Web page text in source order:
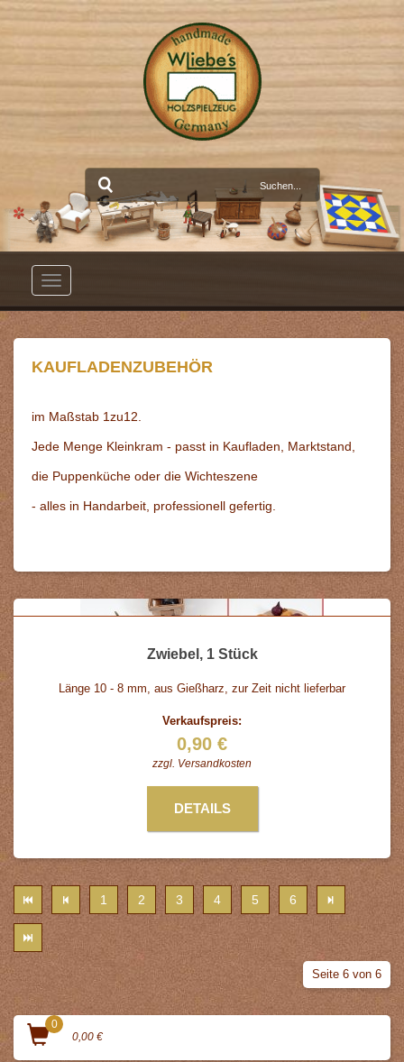
Toggle
KAUFLADENZUBEHÖR
im Maßstab 1zu12.
Jede Menge Kleinkram - passt in Kaufladen, Marktstand,
die Puppenküche oder die Wichteszene
- alles in Handarbeit, professionell gefertig.
Zwiebel, 1 Stück
Länge 10 - 8 mm, aus Gießharz, zur Zeit nicht lieferbar
Verkaufspreis:
0,90 €
zzgl. Versandkosten
DETAILS
1 2 3 4 5 6
Seite 6 von 6
0
0,00 €